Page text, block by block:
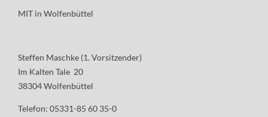
MIT in Wolfenbüttel
Steffen Maschke (1. Vorsitzender)
Im Kalten Tale 20
38304 Wolfenbüttel
Telefon: 05331-85 60 35-0